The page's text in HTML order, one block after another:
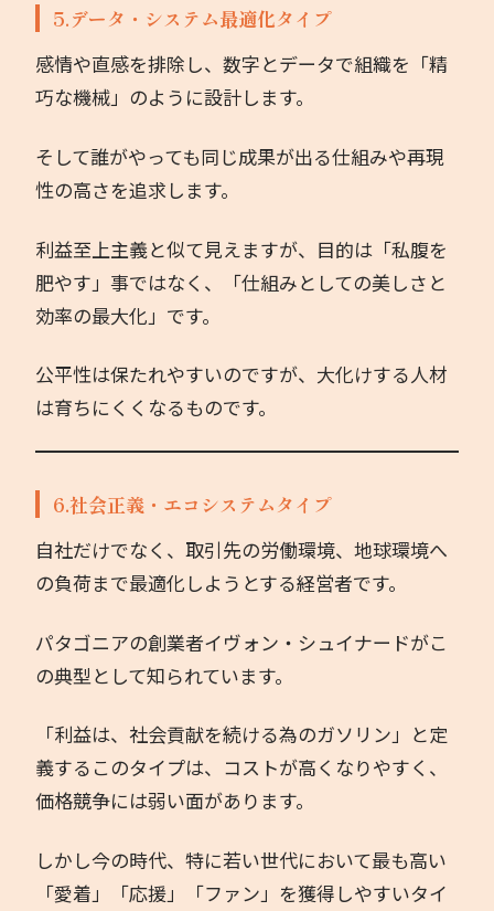
5.データ・システム最適化タイプ
感情や直感を排除し、数字とデータで組織を「精
巧な機械」のように設計します。
そして誰がやっても同じ成果が出る仕組みや再現
性の高さを追求します。
利益至上主義と似て見えますが、目的は「私腹を
肥やす」事ではなく、「仕組みとしての美しさと
効率の最大化」です。
公平性は保たれやすいのですが、大化けする人材
は育ちにくくなるものです。
6.社会正義・エコシステムタイプ
自社だけでなく、取引先の労働環境、地球環境へ
の負荷まで最適化しようとする経営者です。
パタゴニアの創業者イヴォン・シュイナードがこ
の典型として知られています。
「利益は、社会貢献を続ける為のガソリン」と定
義するこのタイプは、コストが高くなりやすく、
価格競争には弱い面があります。
しかし今の時代、特に若い世代において最も高い
「愛着」「応援」「ファン」を獲得しやすいタイ